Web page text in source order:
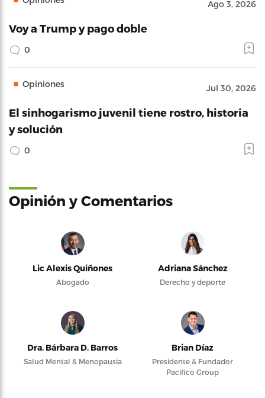
Ago 3, 2026
Voy a Trump y pago doble
0
Opiniones Jul 30, 2026
El sinhogarismo juvenil tiene rostro, historia
y solución
0
Opinión y Comentarios
Lic Alexis Quiñones
Abogado
Adriana Sánchez
Derecho y deporte
Dra. Bárbara D. Barros
Salud Mental & Menopausia
Brian Díaz
Presidente & Fundador
Pacifico Group